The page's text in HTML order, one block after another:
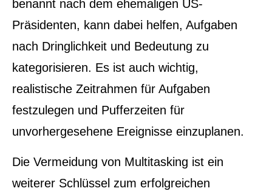
benannt nach dem ehemaligen US-
Präsidenten, kann dabei helfen, Aufgaben
nach Dringlichkeit und Bedeutung zu
kategorisieren. Es ist auch wichtig,
realistische Zeitrahmen für Aufgaben
festzulegen und Pufferzeiten für
unvorhergesehene Ereignisse einzuplanen.
Die Vermeidung von Multitasking ist ein
weiterer Schlüssel zum erfolgreichen